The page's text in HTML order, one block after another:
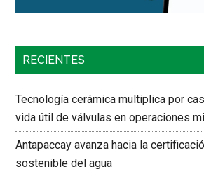
RECIENTES
Tecnología cerámica multiplica por
vida útil de válvulas en operaciones
Antapaccay avanza hacia la
sostenible del agua